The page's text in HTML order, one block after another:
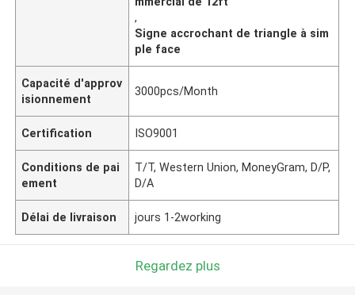
,
Signe accrochant de triangle à sim
ple face
Capacité d'approv
isionnement
3000pcs/Month
Certification ISO9001
Conditions de pai
ement
T/T, Western Union, MoneyGram, D/P,
D/A
Délai de livraison jours 1-2working
Regardez plus